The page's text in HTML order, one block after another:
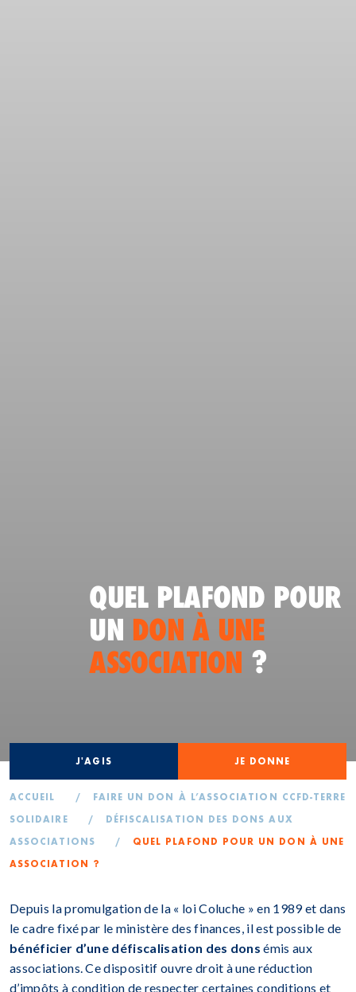
QUEL PLAFOND POUR
UN DON À UNE
ASSOCIATION ?
J'AGIS JE DONNE
ACCUEIL /
FAIRE UN DON À L’ASSOCIATION CCFD-TERRE
SOLIDAIRE
/
DÉFISCALISATION DES DONS AUX
ASSOCIATIONS
/
QUEL PLAFOND POUR UN DON À UNE
ASSOCIATION ?
Depuis la promulgation de la « loi Coluche » en 1989 et dans
le cadre fixé par le ministère des finances, il est possible de
bénéficier d’une défiscalisation des dons émis aux
associations. Ce dispositif ouvre droit à une réduction
d’impôts à condition de respecter certaines conditions et